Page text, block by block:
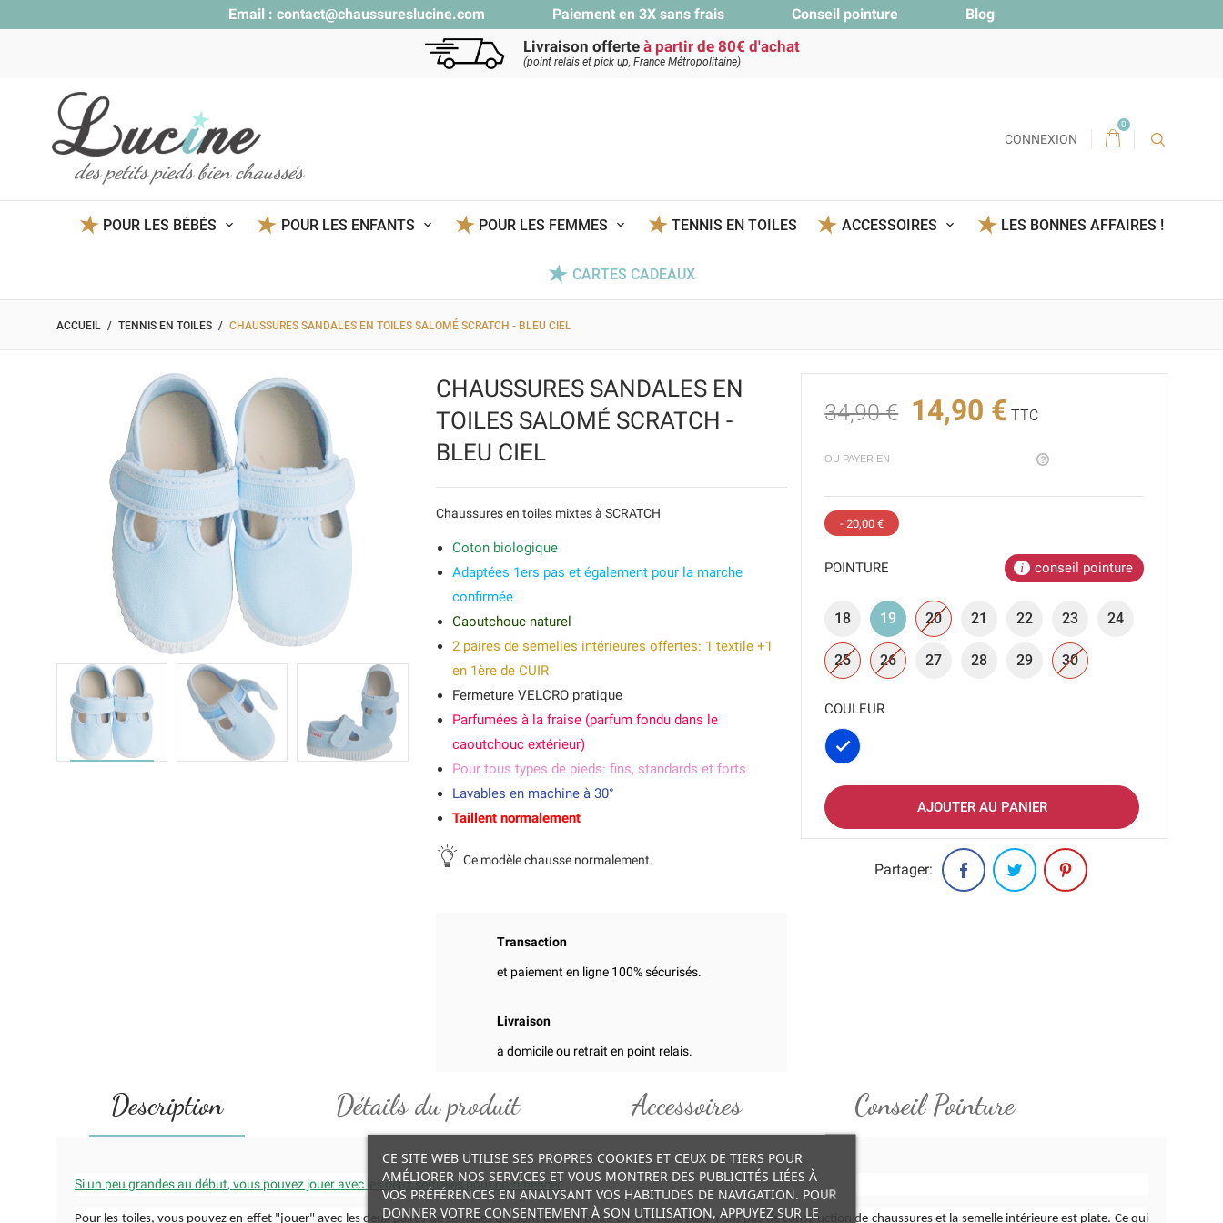
Email : contact@chaussureslucine.com Paiement en 3X sans frais Conseil pointure Blog
Livraison offerte à partir de 80€ d'achat
(point relais et pick up, France Métropolitaine)
des petits pieds bien chaussés
CONNEXION
0
POUR LES BÉBÉS POUR LES ENFANTS POUR LES FEMMES TENNIS EN TOILES ACCESSOIRES LES BONNES AFFAIRES !
CARTES CADEAUX
ACCUEIL TENNIS EN TOILES CHAUSSURES SANDALES EN TOILES SALOMÉ SCRATCH - BLEU CIEL
CHAUSSURES SANDALES EN
TOILES SALOMÉ SCRATCH -
BLEU CIEL
Chaussures en toiles mixtes à SCRATCH
Coton biologique
Adaptées 1ers pas et également pour la marche
confirmée
Caoutchouc naturel
2 paires de semelles intérieures offertes: 1 textile +1
en 1ère de CUIR
Fermeture VELCRO pratique
Parfumées à la fraise (parfum fondu dans le
caoutchouc extérieur)
Pour tous types de pieds: fins, standards et forts
Lavables en machine à 30°
Taillent normalement
Ce modèle chausse normalement.
Transaction
et paiement en ligne 100% sécurisés.
Livraison
à domicile ou retrait en point relais.
34,90 € 14,90 € TTC
OU PAYER EN
- 20,00 €
POINTURE conseil pointure
18 19 20 21 22 23 24
25 26 27 28 29 30
COULEUR
Bleu
AJOUTER AU PANIER
Partager:
Description Détails du produit Accessoires Conseil Pointure
Si un peu grandes au début, vous pouvez jouer avec les deux semelles pour commencer:
Pour les toiles, vous pouvez en effet "jouer" avec les deux paires de semelles qui sont dans la boite car à la base elles n'ont pas de construction de chaussures et la semelle intérieure est plate. Ce qui
CE SITE WEB UTILISE SES PROPRES COOKIES ET CEUX DE TIERS POUR
AMÉLIORER NOS SERVICES ET VOUS MONTRER DES PUBLICITÉS LIÉES À
VOS PRÉFÉRENCES EN ANALYSANT VOS HABITUDES DE NAVIGATION. POUR
DONNER VOTRE CONSENTEMENT À SON UTILISATION, APPUYEZ SUR LE